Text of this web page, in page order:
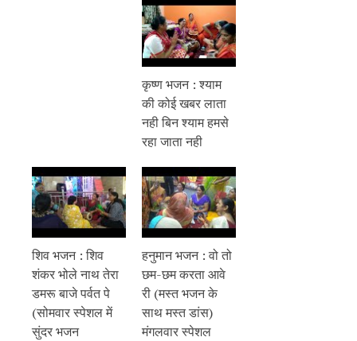
कृष्ण भजन : श्याम
की कोई खबर लाता
नही बिन श्याम हमसे
रहा जाता नही
शिव भजन : शिव
शंकर भोले नाथ तेरा
डमरू बाजे पर्वत पे
(सोमवार स्पेशल में
सुंदर भजन
हनुमान भजन : वो तो
छम-छम करता आवे
री (मस्त भजन के
साथ मस्त डांस)
मंगलवार स्पेशल